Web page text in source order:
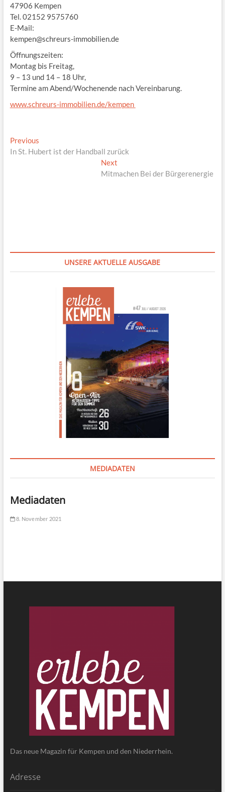
47906 Kempen
Tel. 02152 9575760
E-Mail:
kempen@schreurs-immobilien.de
Öffnungszeiten:
Montag bis Freitag,
9 – 13 und 14 – 18 Uhr,
Termine am Abend/Wochenende nach Vereinbarung.
www.schreurs-immobilien.de/kempen
Beitragsnavigation
PreviousPrevious
post:
In St. Hubert ist der Handball zurück
Next
post:
Mitmachen Bei der Bürgerenergie
UNSERE AKTUELLE AUSGABE
MEDIADATEN
Mediadaten
8. November 2021
Das neue Magazin für Kempen und den Niederrhein.
Adresse